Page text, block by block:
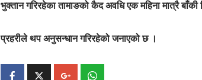
भुक्तान गरिरहेका तामाङको कैद अवधि एक महिना मात्रै बाँकी
प्रहरीले थप अनुसन्धान गरिरहेको जनाएको छ ।